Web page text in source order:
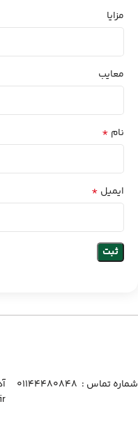
مزایا
معایب
نام *
ایمیل *
شماره تماس :‌ ۰۱۱۴۴۴۸۰۸۴۸